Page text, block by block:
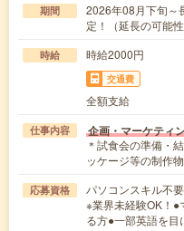
期間
2026年08月下旬
定！（延長の可能
時給 時給2000円
交通費
全額支給
仕事内容 企画・マーケティ
＊試食会の準備・
ッケージ等の制作
応募資格
パソコンスキル不要
※業界未経験OK！●
る方●一部英語を